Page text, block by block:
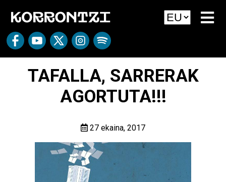
TAFALLA, SARRERAK
AGORTUTA!!!
27 ekaina, 2017